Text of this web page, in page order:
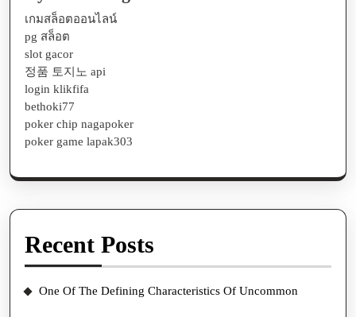
เกมสล็อตออนไลน์
pg สล็อต
slot gacor
정품 토지노 api
login klikfifa
bethoki77
poker chip nagapoker
poker game lapak303
Recent Posts
One Of The Defining Characteristics Of Uncommon